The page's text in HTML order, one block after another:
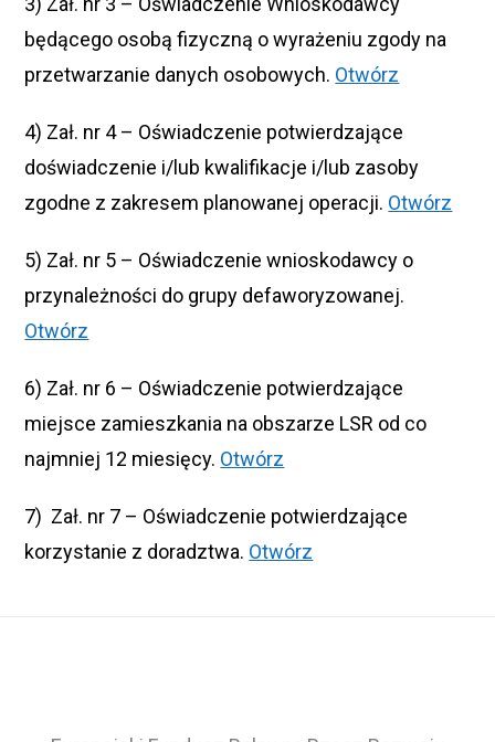
będącego osobą fizyczną o wyrażeniu zgody na
przetwarzanie danych osobowych. Otwórz
4) Zał. nr 4 – Oświadczenie potwierdzające
doświadczenie i/lub kwalifikacje i/lub zasoby
zgodne z zakresem planowanej operacji. Otwórz
5) Zał. nr 5 – Oświadczenie wnioskodawcy o
przynależności do grupy defaworyzowanej.
Otwórz
6) Zał. nr 6 – Oświadczenie potwierdzające
miejsce zamieszkania na obszarze LSR od co
najmniej 12 miesięcy. Otwórz
7) Zał. nr 7 – Oświadczenie potwierdzające
korzystanie z doradztwa. Otwórz